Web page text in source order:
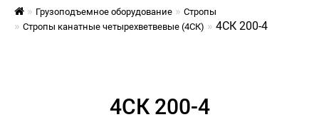
Грузоподъемное оборудование
Стропы
Стропы канатные четырехветвевые (4СК)
4СК 200-4
4СК 200-4